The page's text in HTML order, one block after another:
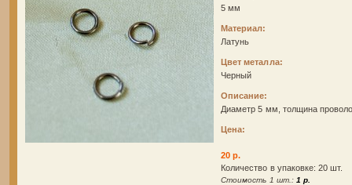
5 мм
Материал:
Латунь
Цвет металла:
Черный
Описание:
Диаметр 5 мм, толщина
Цена:
20 р.
Количество в упаковке: 20 шт.
Стоимость 1 шт.: 1 р.